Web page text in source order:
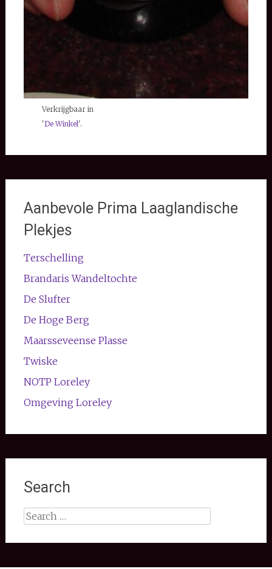
Verkrijgbaar in
'De Winkel'.
Aanbevole Prima Laaglandische
Plekjes
Terschelling
Brandaris Wandeltochte
De Slufter
De Hoge Berg
Maarsseveense Plasse
Twiske
NOTP Loreley
Omgeving Loreley
Search
Search